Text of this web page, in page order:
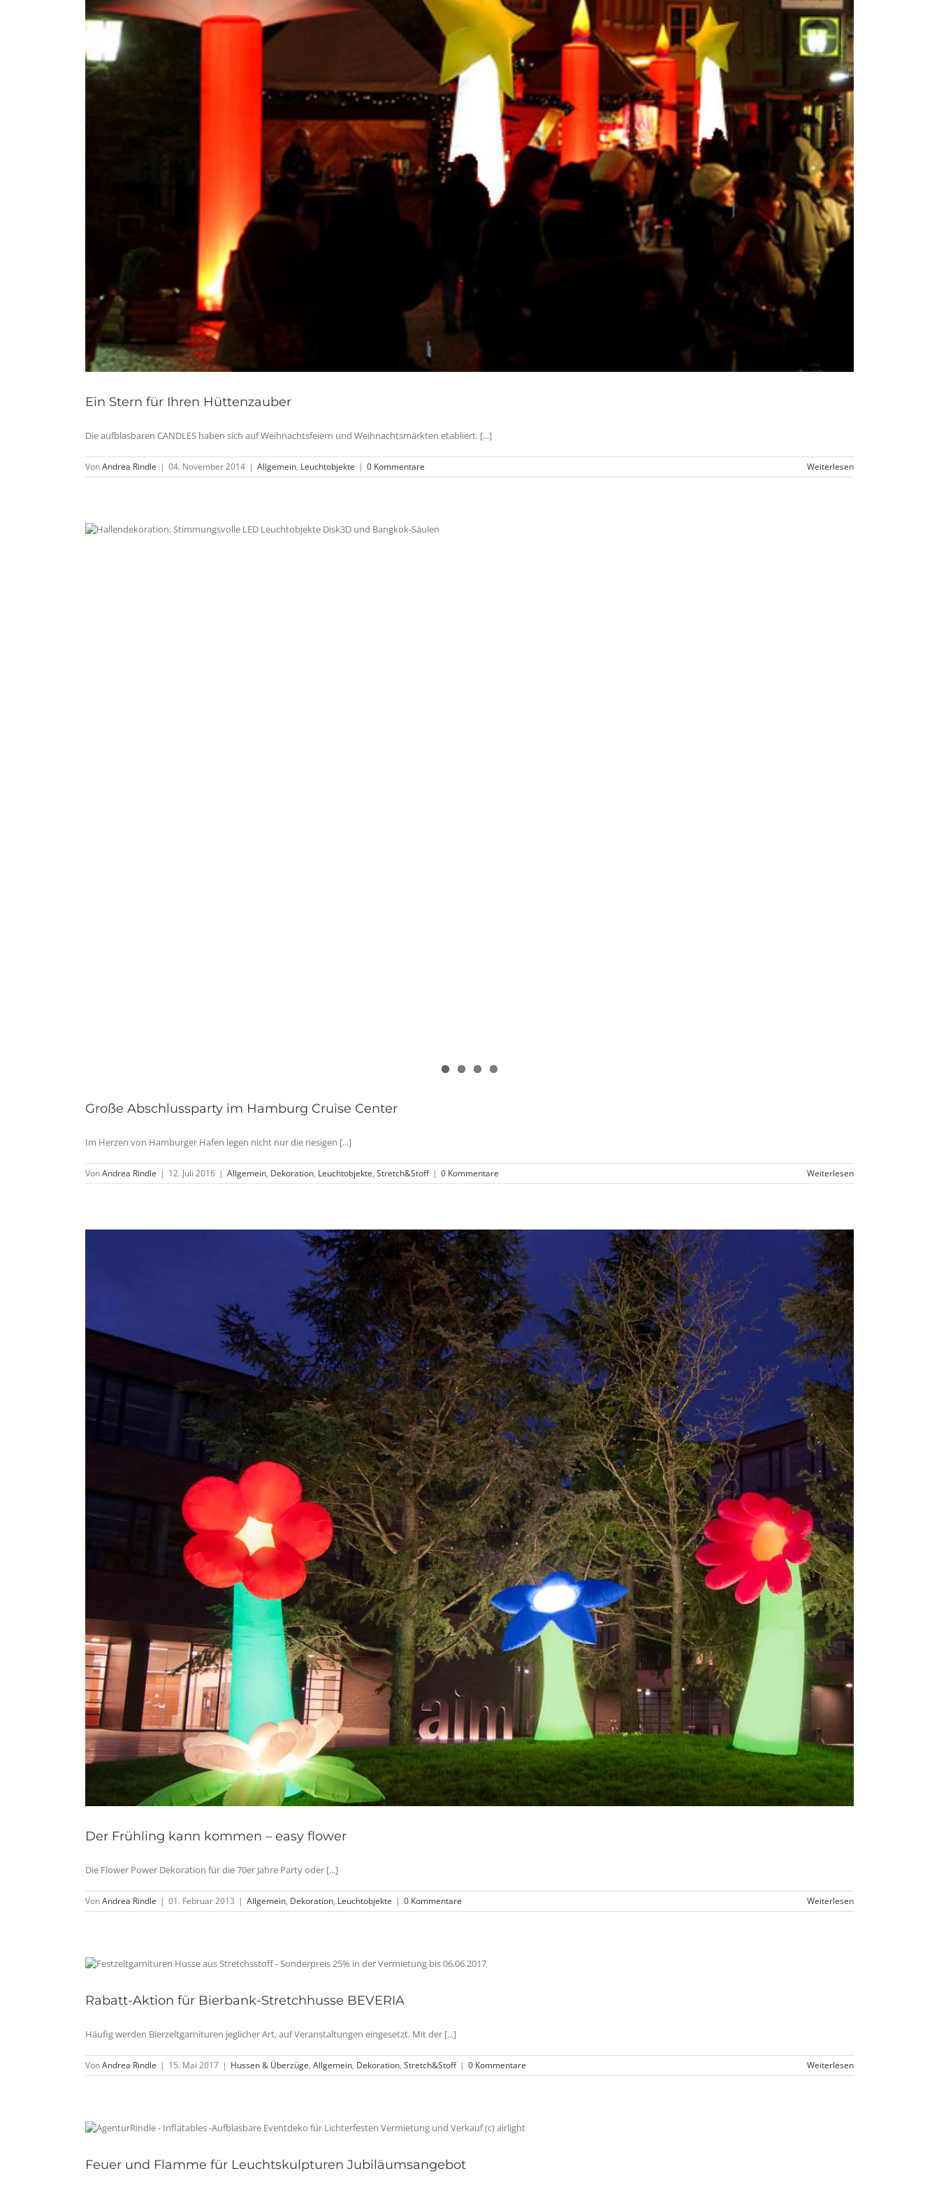
Ein Stern für Ihren Hüttenzauber
Die aufblasbaren CANDLES haben sich auf Weihnachtsfeiern und Weihnachtsmärkten etabliert. [...]
VonAndrea Rindle | 04. November 2014 | Allgemein, Leuchtobjekte | 0 Kommentare Weiterlesen
Große Abschlussparty im Hamburg Cruise Center
Im Herzen von Hamburger Hafen legen nicht nur die riesigen [...]
VonAndrea Rindle | 12. Juli 2016 | Allgemein, Dekoration, Leuchtobjekte, Stretch&Stoff | 0 Kommentare Weiterlesen
Der Frühling kann kommen – easy flower
Die Flower Power Dekoration für die 70er Jahre Party oder [...]
VonAndrea Rindle | 01. Februar 2013 | Allgemein, Dekoration, Leuchtobjekte | 0 Kommentare Weiterlesen
Rabatt-Aktion für Bierbank-Stretchhusse BEVERIA
Häufig werden Bierzeltgarnituren jeglicher Art, auf Veranstaltungen eingesetzt. Mit der [...]
VonAndrea Rindle | 15. Mai 2017 | Hussen & Überzüge, Allgemein, Dekoration, Stretch&Stoff | 0 Kommentare Weiterlesen
Feuer und Flamme für Leuchtskulpturen Jubiläumsangebot